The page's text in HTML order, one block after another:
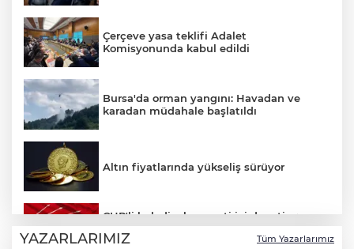
Çerçeve yasa teklifi Adalet
Komisyonunda kabul edildi
Bursa'da orman yangını: Havadan ve
karadan müdahale başlatıldı
Altın fiyatlarında yükseliş sürüyor
CHP'li belediyelere parti içi denetim:
Hakkında soruşturma olmayanlar da
incelenecek
YAZARLARIMIZ Tüm Yazarlarımız